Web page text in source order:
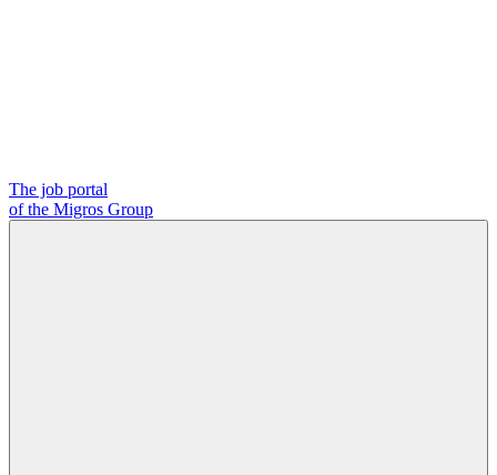
The job portal
of the Migros Group